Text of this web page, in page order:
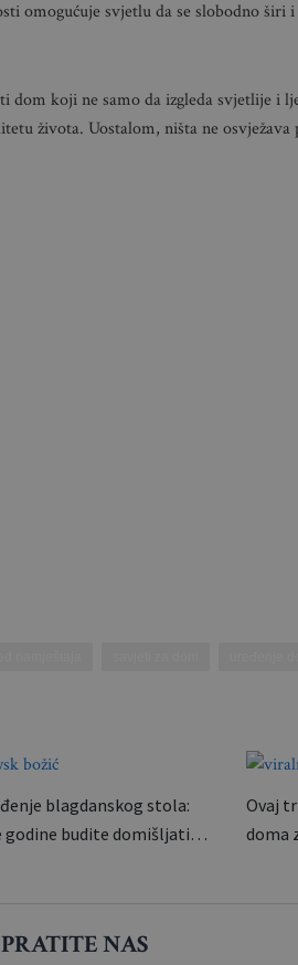
omogućuje svjetlu da se slobodno širi i
koji ne samo da izgleda svjetlije i
života. Uostalom, ništa ne
blagdanskog stola:
godine budite domišljati…
Ovaj
doma
PRATITE NAS